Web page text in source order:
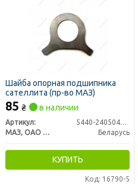
Шайба опорная подшипника
сателлита (пр-во МАЗ)
85 ₴ в наличии
Артикул:
5440-2405049-010
МАЗ, ОАО «Минский автомобильный завод»
Беларусь
КУПИТЬ
Код: 16790-5